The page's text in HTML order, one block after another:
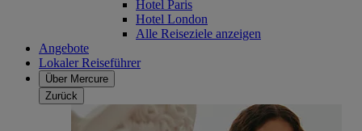
Hotel Paris
Hotel London
Alle Reiseziele anzeigen
Angebote
Lokaler Reiseführer
Über Mercure
Zurück